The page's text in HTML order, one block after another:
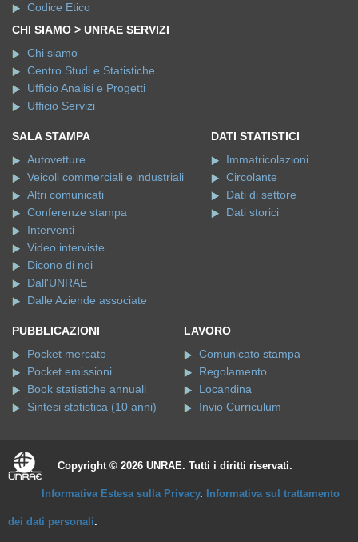
Codice Etico
CHI SIAMO > UNRAE SERVIZI
Chi siamo
Centro Studi e Statistiche
Ufficio Analisi e Progetti
Ufficio Servizi
SALA STAMPA
Autovetture
Veicoli commerciali e industriali
Altri comunicati
Conferenze stampa
Interventi
Video interviste
Dicono di noi
Dall'UNRAE
Dalle Aziende associate
DATI STATISTICI
Immatricolazioni
Circolante
Dati di settore
Dati storici
PUBBLICAZIONI
Pocket mercato
Pocket emissioni
Book statistiche annuali
Sintesi statistica (10 anni)
LAVORO
Comunicato stampa
Regolamento
Locandina
Invio Curriculum
Copyright © 2026 UNRAE. Tutti i diritti riservati.
Informativa Estesa sulla Privacy. Informativa sul trattamento
dei dati personali.